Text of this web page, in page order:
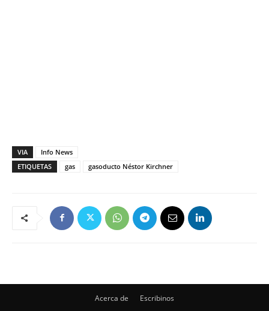
VIA
Info News
ETIQUETAS
gas gasoducto Néstor Kirchner
Acerca de Escribinos